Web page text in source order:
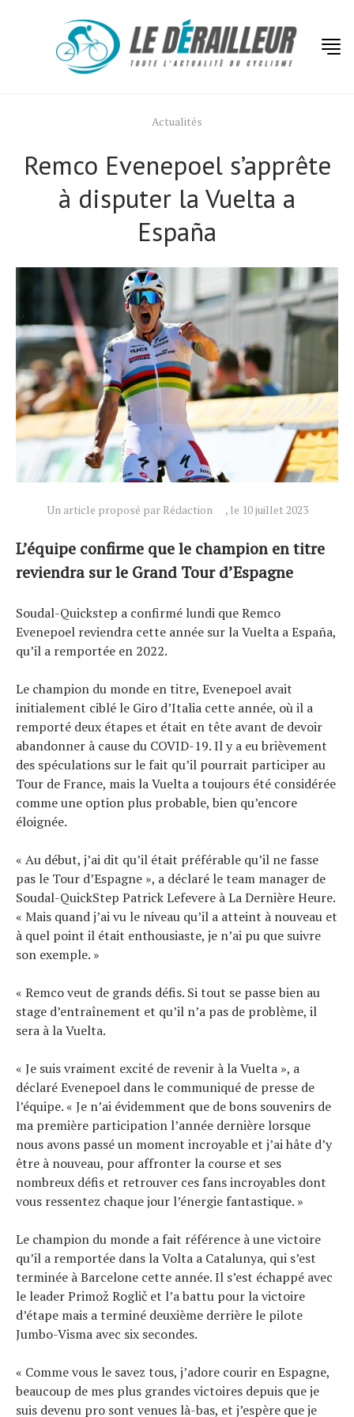
Actualités
Remco Evenepoel s’apprête
à disputer la Vuelta a
España
Un article proposé par Rédaction , le 10 juillet 2023
L’équipe confirme que le champion en titre
reviendra sur le Grand Tour d’Espagne
Soudal-Quickstep a confirmé lundi que Remco
Evenepoel reviendra cette année sur la Vuelta a España,
qu’il a remportée en 2022.
Le champion du monde en titre, Evenepoel avait
initialement ciblé le Giro d’Italia cette année, où il a
remporté deux étapes et était en tête avant de devoir
abandonner à cause du COVID-19. Il y a eu brièvement
des spéculations sur le fait qu’il pourrait participer au
Tour de France, mais la Vuelta a toujours été considérée
comme une option plus probable, bien qu’encore
éloignée.
« Au début, j’ai dit qu’il était préférable qu’il ne fasse
pas le Tour d’Espagne », a déclaré le team manager de
Soudal-QuickStep Patrick Lefevere à La Dernière Heure.
« Mais quand j’ai vu le niveau qu’il a atteint à nouveau et
à quel point il était enthousiaste, je n’ai pu que suivre
son exemple. »
« Remco veut de grands défis. Si tout se passe bien au
stage d’entraînement et qu’il n’a pas de problème, il
sera à la Vuelta.
« Je suis vraiment excité de revenir à la Vuelta », a
déclaré Evenepoel dans le communiqué de presse de
l’équipe. « Je n’ai évidemment que de bons souvenirs de
ma première participation l’année dernière lorsque
nous avons passé un moment incroyable et j’ai hâte d’y
être à nouveau, pour affronter la course et ses
nombreux défis et retrouver ces fans incroyables dont
vous ressentez chaque jour l’énergie fantastique. »
Le champion du monde a fait référence à une victoire
qu’il a remportée dans la Volta a Catalunya, qui s’est
terminée à Barcelone cette année. Il s’est échappé avec
le leader Primož Roglič et l’a battu pour la victoire
d’étape mais a terminé deuxième derrière le pilote
Jumbo-Visma avec six secondes.
« Comme vous le savez tous, j’adore courir en Espagne,
beaucoup de mes plus grandes victoires depuis que je
suis devenu pro sont venues là-bas, et j’espère que je
Actualités
Technologies
Tests de produits
Conseils
Tendances
À propos